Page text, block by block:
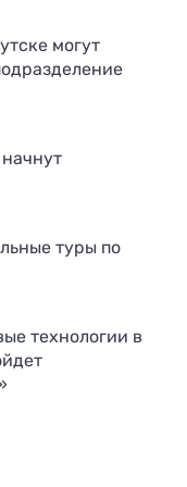
могут
туры по
технологии в